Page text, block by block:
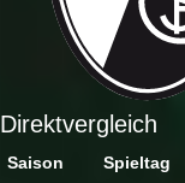
Direktvergleich
Saison Spieltag